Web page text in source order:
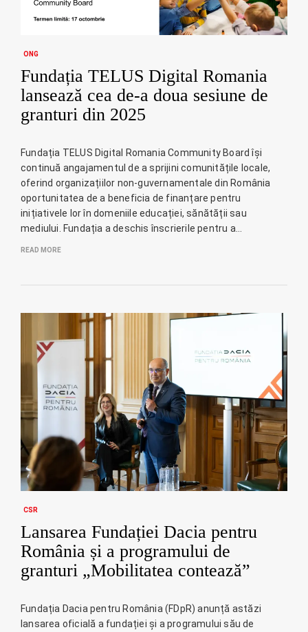
ONG
Fundația TELUS Digital Romania
lansează cea de-a doua sesiune de
granturi din 2025
Fundația TELUS Digital Romania Community Board își
continuă angajamentul de a sprijini comunitățile locale,
oferind organizațiilor non-guvernamentale din România
oportunitatea de a beneficia de finanțare pentru
inițiativele lor în domeniile educației, sănătății sau
mediului. Fundația a deschis înscrierile pentru a…
READ MORE
CSR
Lansarea Fundației Dacia pentru
România și a programului de
granturi „Mobilitatea contează”
Fundația Dacia pentru România (FDpR) anunță astăzi
lansarea oficială a fundației și a programului său de